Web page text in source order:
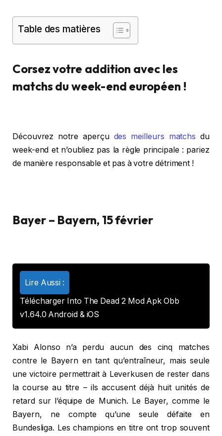
Table des matières
Corsez votre addition avec les
matchs du week-end européen !
Découvrez notre aperçu des meilleurs matchs du
week-end et n’oubliez pas la règle principale : pariez
de manière responsable et pas à votre détriment !
Bayer – Bayern, 15 février
Lire Aussi :
Télécharger Into The Dead 2 Mod Apk Obb
v1.64.0 Android & iOS
Xabi Alonso n’a perdu aucun des cinq matches
contre le Bayern en tant qu’entraîneur, mais seule
une victoire permettrait à Leverkusen de rester dans
la course au titre – ils accusent déjà huit unités de
retard sur l’équipe de Munich. Le Bayer, comme le
Bayern, ne compte qu’une seule défaite en
Bundesliga. Les champions en titre ont trop souvent